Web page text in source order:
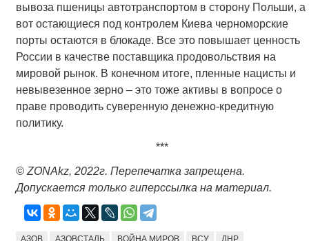
вывоза пшеницы автотранспортом в сторону Польши, а
вот остающиеся под контролем Киева черноморские
порты остаются в блокаде. Все это повышает ценность
России в качестве поставщика продовольствия на
мировой рынок. В конечном итоге, пленные нацисты и
невывезенное зерно – это тоже активы в вопросе о
праве проводить суверенную денежно-кредитную
политику.
***
© ZONAkz, 2022г. Перепечатка запрещена.
Допускается только гиперссылка на материал.